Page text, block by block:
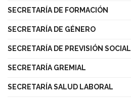
SECRETARÍA DE FORMACIÓN
SECRETARÍA DE GÉNERO
SECRETARÍA DE PREVISIÓN SOCIAL
SECRETARÍA GREMIAL
SECRETARÍA SALUD LABORAL